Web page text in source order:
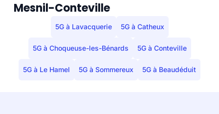
Mesnil-Conteville
5G à Lavacquerie 5G à Catheux
5G à Choqueuse-les-Bénards 5G à Conteville
5G à Le Hamel 5G à Sommereux 5G à Beaudéduit